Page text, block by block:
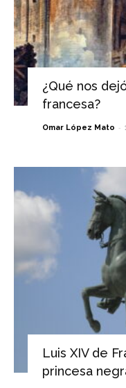
¿Qué nos
francesa?
Omar López Mato -
Luis XIV de
princesa